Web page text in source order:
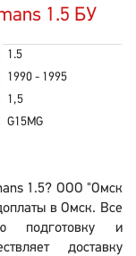
1.5 БУ
1.5
1990 - 1995
1,5
G15MG
1.5? ООО "Омск
в Омск. Все
подготовку и
доставку